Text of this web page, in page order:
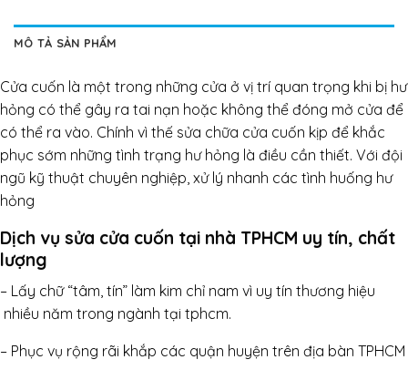
MÔ TẢ SẢN PHẨM
Cửa cuốn là một trong những cửa ở vị trí quan trọng khi bị hư
hỏng có thể gây ra tai nạn hoặc không thể đóng mở cửa để
có thể ra vào. Chính vì thế sửa chữa cửa cuốn kịp để khắc
phục sớm những tình trạng hư hỏng là điều cần thiết. Với đội
ngũ kỹ thuật chuyên nghiệp, xử lý nhanh các tình huống hư
hỏng
Dịch vụ sửa cửa cuốn tại nhà TPHCM uy tín, chất
lượng
– Lấy chữ “tâm, tín” làm kim chỉ nam vì uy tín thương hiệu
nhiều năm trong ngành tại tphcm.
– Phục vụ rộng rãi khắp các quận huyện trên địa bàn TPHCM